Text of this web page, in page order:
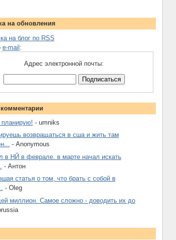
на обновления
на блог по RSS
e-mail:
Адрес электронной почты:
планирую! - umniks
возвращаться в сша и жить там
- Anonymous
в НЙ в феврале. в марте начал искать
- Антон
статья о том, что брать с собой в
- Oleg
миллион. Самое сложно - доводить их до